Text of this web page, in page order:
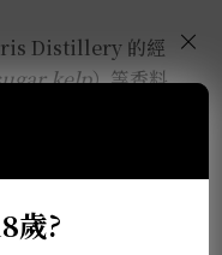
Distillery 的經
kelp）等香料
典款相同，只是
歲?
×